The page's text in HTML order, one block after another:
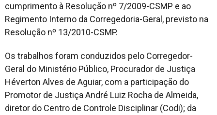
cumprimento à Resolução nº 7/2009-CSMP e ao
Regimento Interno da Corregedoria-Geral, previsto na
Resolução nº 13/2010-CSMP.
Os trabalhos foram conduzidos pelo Corregedor-
Geral do Ministério Público, Procurador de Justiça
Héverton Alves de Aguiar, com a participação do
Promotor de Justiça André Luiz Rocha de Almeida,
diretor do Centro de Controle Disciplinar (Codi); da